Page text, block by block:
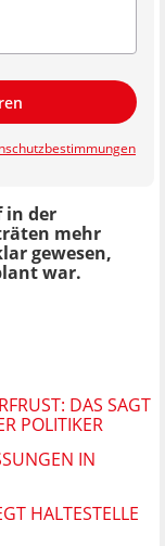
in der
mehr
gewesen,
war.
DAS SAGT
POLITIKER
IN C
HALTESTELLE